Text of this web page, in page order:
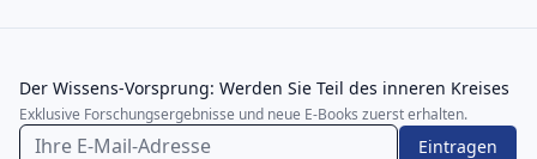
Der Wissens-Vorsprung: Werden Sie Teil des inneren Kreises
Exklusive Forschungsergebnisse und neue E-Books zuerst erhalten.
Eintragen